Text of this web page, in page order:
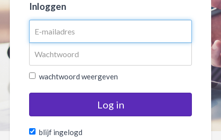
Inloggen
wachtwoord weergeven
Log in
blijf ingelogd